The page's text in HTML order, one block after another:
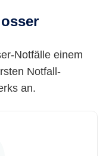
Notfälle einem
Notfall-
an.